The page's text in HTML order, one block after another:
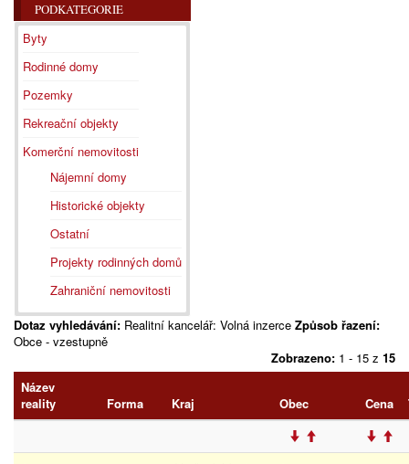
PODKATEGORIE
Byty
Rodinné domy
Pozemky
Rekreační objekty
Komerční nemovitosti
Nájemní domy
Historické objekty
Ostatní
Projekty rodinných domů
Zahraniční nemovitosti
Dotaz vyhledávání: Realitní kancelář: Volná inzerce Způsob řazení:
Obce - vzestupně
Zobrazeno: 1 - 15 z 15
Název
reality
Forma Kraj Obec Cena